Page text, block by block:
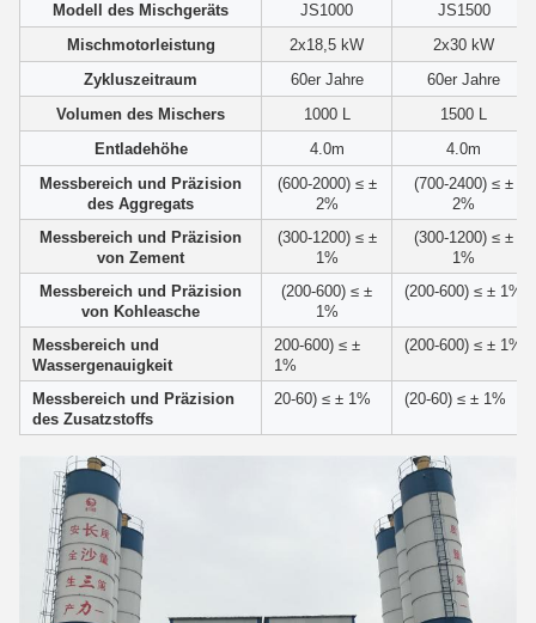
Modell des Mischgeräts
JS1000
JS1500
Mischmotorleistung
2x18,5 kW
2x30 kW
Zykluszeitraum
60er Jahre
60er Jahre
Volumen des Mischers
1000 L
1500 L
Entladehöhe
4.0m
4.0m
Messbereich und Präzision
des Aggregats
(600-2000) ≤ ±
2%
(700-2400) ≤ ±
2%
Messbereich und Präzision
von Zement
(300-1200) ≤ ±
1%
(300-1200) ≤ ±
1%
Messbereich und Präzision
von Kohleasche
(200-600) ≤ ±
1%
(200-600) ≤ ± 1%
Messbereich und
Wassergenauigkeit
200-600) ≤ ±
1%
(200-600) ≤ ± 1%
Messbereich und Präzision
des Zusatzstoffs
20-60) ≤ ± 1% (20-60) ≤ ± 1%